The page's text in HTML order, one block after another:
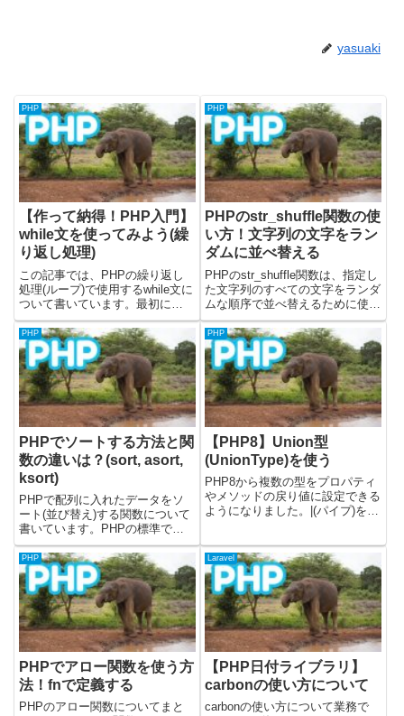
yasuaki
PHP
【作って納得！PHP入門】
while文を使ってみよう(繰
り返し処理)
この記事では、PHPの繰り返し
処理(ループ)で使用するwhile文に
ついて書いています。最初に
while文についての説明をしま
す。その後に、実際にwhile文を
使用した簡単なプログラムを作成
して、while文について学んでい
きます。前回はf...
PHP
PHPのstr_shuffle関数の使
い方！文字列の文字をラン
ダムに並べ替える
PHPのstr_shuffle関数は、指定し
た文字列のすべての文字をランダ
ムな順序で並べ替えるために使用
されます。この関数は、パスワー
ドの生成、一意なIDの作成、ある
いはクイズやゲームの表示内容を
シャッフルするなど、文字列のラ
ンダム化が必要...
PHP
PHPでソートする方法と関
数の違いは？(sort, asort,
ksort)
PHPで配列に入れたデータをソ
ート(並び替え)する関数について
書いています。PHPの標準で用
意されている関数を使用して、ソ
ートの検証を行ってみています。
ここで、使用してみた関数は下記
になります。（公式を確認してシ
ンプルなものだけ検証してみま...
PHP
【PHP8】Union型
(UnionType)を使う
PHP8から複数の型をプロパティ
やメソッドの戻り値に設定できる
ようになりました。|(パイプ)を使
けます。公式の記事はこちらで
す。コードはgithubに置いていま
す。複数の型を使用し...
PHP
PHPでアロー関数を使う方
法！fnで定義する
PHPのアロー関数についてまと
Laravel
【PHP日付ライブラリ】
carbonの使い方について
carbonの使い方について業務で